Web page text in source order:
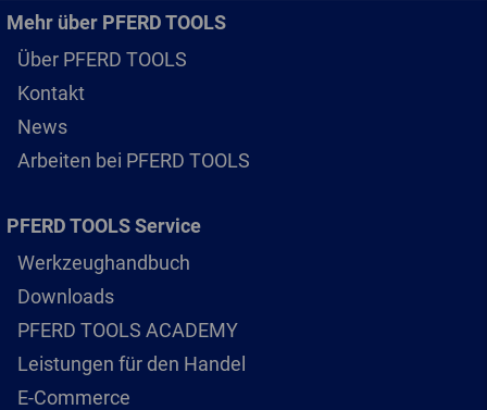
Mehr über PFERD TOOLS
Über PFERD TOOLS
Kontakt
News
Arbeiten bei PFERD TOOLS
PFERD TOOLS Service
Werkzeughandbuch
Downloads
PFERD TOOLS ACADEMY
Leistungen für den Handel
E-Commerce